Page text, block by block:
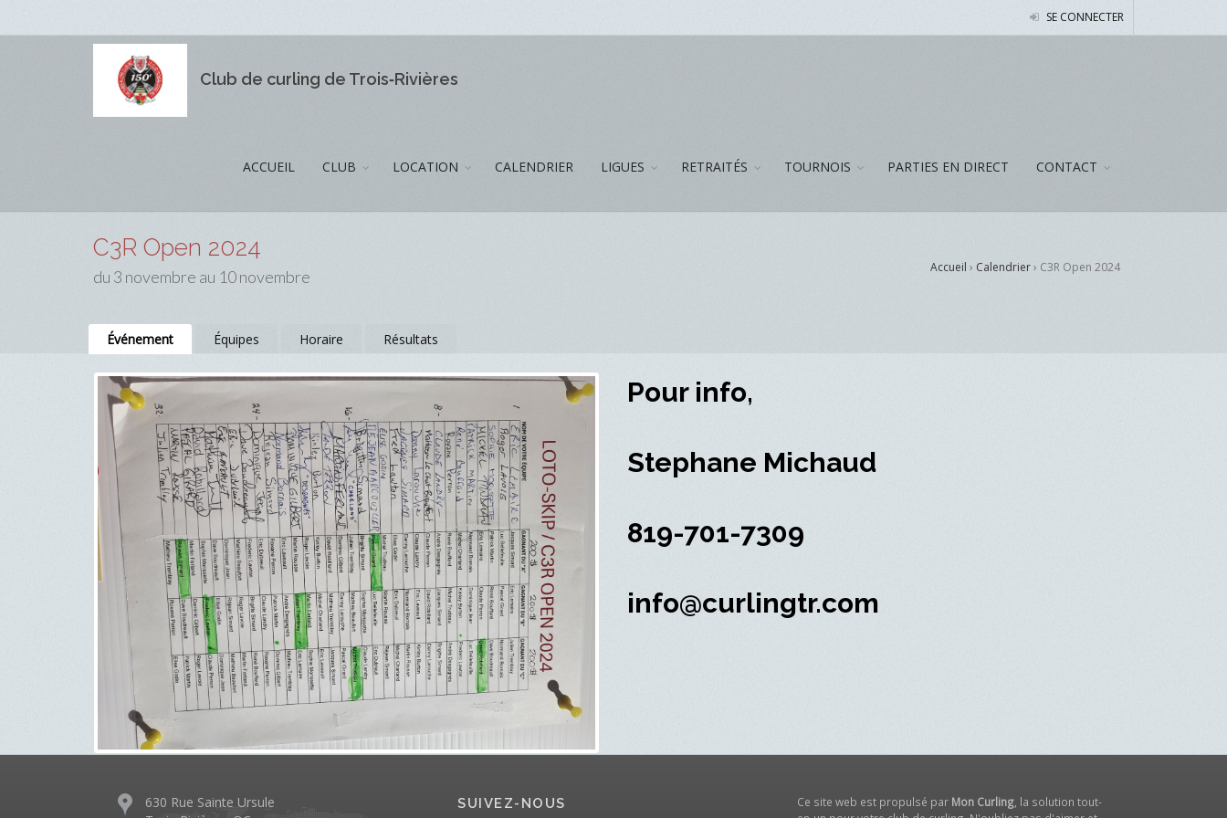
SE CONNECTER
Club de curling de Trois‑Rivières
ACCUEIL CLUB LOCATION CALENDRIER LIGUES RETRAITÉS TOURNOIS PARTIES EN DIRECT CONTACT
C3R Open 2024
du 3 novembre au 10 novembre Accueil › Calendrier› C3R Open 2024
Événement Équipes Horaire Résultats
Pour info,
Stephane Michaud
819-701-7309
info@curlingtr.com
630 Rue Sainte Ursule
SUIVEZ-NOUS Ce site web est propulsé par Mon Curling , la solution tout-